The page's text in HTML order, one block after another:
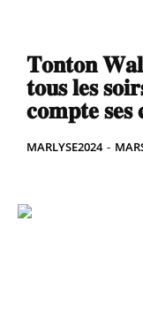
𝐓𝐨𝐧𝐭𝐨𝐧
𝐭𝐨𝐮𝐬 𝐥𝐞𝐬
𝐜𝐨𝐦𝐩𝐭𝐞 𝐬𝐞𝐬
MARLYSE2024 -